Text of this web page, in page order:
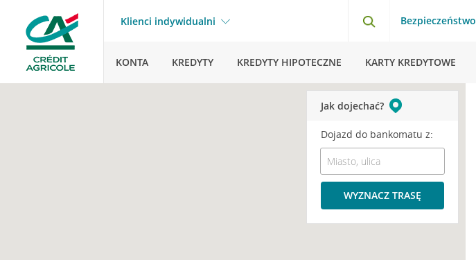
Klienci indywidualni Bezpieczeństwo
KONTA KREDYTY KREDYTY HIPOTECZNE KARTY KREDYTOWE
Jak dojechać?
Dojazd do bankomatu z:
WYZNACZ TRASĘ